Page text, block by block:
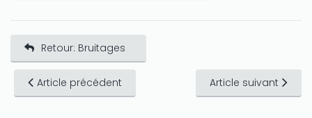
Retour: Bruitages
Article précédent Article suivant